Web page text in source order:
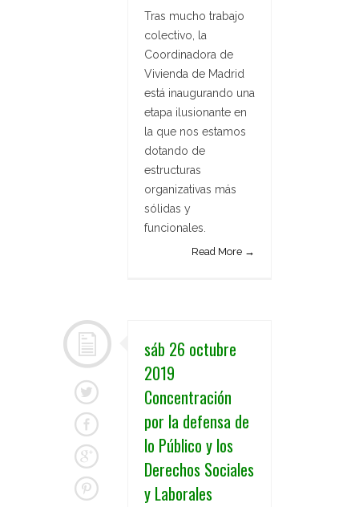
Tras mucho trabajo
colectivo, la
Coordinadora de
Vivienda de Madrid
está inaugurando una
etapa ilusionante en
la que nos estamos
dotando de
estructuras
organizativas más
sólidas y
funcionales.
Read More →
sáb 26 octubre
2019
Concentración
por la defensa de
lo Público y los
Derechos Sociales
y Laborales